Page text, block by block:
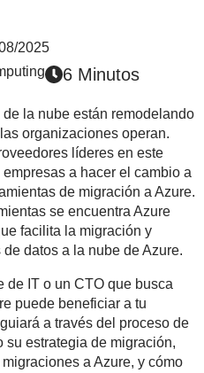
2025
6 Minutos
la nube están remodelando
organizaciones operan.
líderes en este
a hacer el cambio a
de migración a Azure.
se encuentra Azure
facilita la migración y
datos a la nube de Azure.
de IT o un CTO que busca
puede beneficiar a tu
a través del proceso de
su estrategia de migración,
a Azure, y cómo